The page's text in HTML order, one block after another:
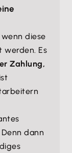
diese
Es
Zahlung,
dann